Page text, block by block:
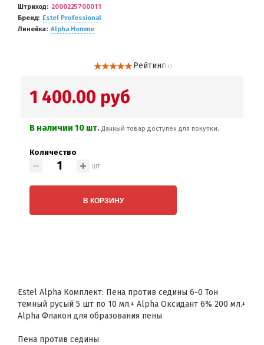
Штриход
2000225700011
Бренд
Estel Professional
Линейка
Alpha Homme
Рейтинг( 1 )
1 400.00 руб
В наличии 10 шт. Данный товар доступен для покупки.
Количество
шт
В КОРЗИНУ
Estel Alpha Комплект: Пена против седины 6-0 Тон
темный русый 5 шт по 10 мл.+ Alpha Оксидант 6% 200 мл.+
Alpha Флакон для образования пены
Пена против седины